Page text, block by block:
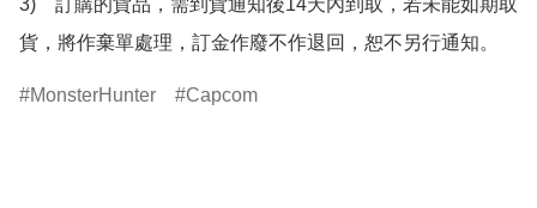
3)　訂購的貨品，需到貨通知後14天內到取，若未能如期取
貨，將作棄單處理，訂金作廢不作退回，恕不另行通知。
MonsterHunter Capcom